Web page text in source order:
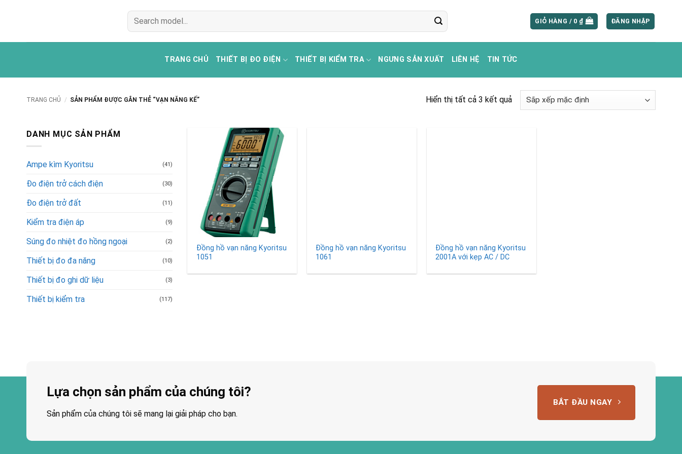
dung
Tìm
kiếm:
GIỎ HÀNG / 0 ₫ ĐĂNG NHẬP
TRANG CHỦ THIẾT BỊ ĐO ĐIỆN THIẾT BỊ KIỂM TRA NGƯNG SẢN XUẤT LIÊN HỆ TIN TỨC
TRANG CHỦ / SẢN PHẨM ĐƯỢC GẮN THẺ “VẠN NĂNG KẾ” Hiển thị tất cả 3 kết quả
DANH MỤC SẢN PHẨM
Ampe kìm Kyoritsu (41)
Đo điện trở cách điện (30)
Đo điện trở đất (11)
Kiểm tra điện áp (9)
Súng đo nhiệt đo hồng ngoại (2)
Thiết bị đo đa năng (10)
Thiết bị đo ghi dữ liệu (3)
Thiết bị kiểm tra (117)
Đồng hồ vạn năng Kyoritsu
1051
Đồng hồ vạn năng Kyoritsu
1061
Đồng hồ vạn năng Kyoritsu
2001A với kẹp AC / DC
Lựa chọn sản phẩm của chúng tôi?
Sản phẩm của chúng tôi sẽ mang lại giải pháp cho bạn.
BẮT ĐẦU NGAY